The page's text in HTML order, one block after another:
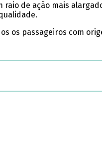
de ação mais
os passageiros com